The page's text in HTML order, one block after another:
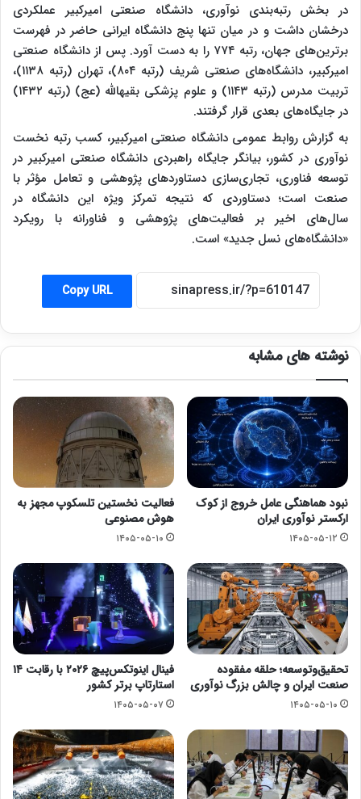
در بخش رتبه‌بندی نوآوری، دانشگاه صنعتی امیرکبیر عملکردی
درخشان داشت و در میان تنها پنج دانشگاه ایرانی حاضر در فهرست
برترین‌های جهان، رتبه ۷۷۴ را به دست آورد. پس از دانشگاه صنعتی
امیرکبیر، دانشگاه‌های صنعتی شریف (رتبه ۸۰۴)، تهران (رتبه ۱۱۳۸)،
تربیت مدرس (رتبه ۱۱۴۳) و علوم پزشکی بقیهالله (عج) (رتبه ۱۴۳۲)
در جایگاه‌های بعدی قرار گرفتند.
به گزارش روابط عمومی دانشگاه صنعتی امیرکبیر، کسب رتبه نخست
نوآوری در کشور، بیانگر جایگاه راهبردی دانشگاه صنعتی امیرکبیر در
توسعه فناوری، تجاری‌سازی دستاوردهای پژوهشی و تعامل مؤثر با
صنعت است؛ دستاوردی که نتیجه تمرکز ویژه این دانشگاه در
سال‌های اخیر بر فعالیت‌های پژوهشی و فناورانه با رویکرد
«دانشگاه‌های نسل جدید» است.
Copy URL
نوشته های مشابه
نبود هماهنگی عامل خروج از کوک
ارکستر نوآوری ایران
۱۴۰۵-۰۵-۱۲
فعالیت نخستین تلسکوپ مجهز به
هوش مصنوعی
۱۴۰۵-۰۵-۱۰
تحقیق‌وتوسعه؛ حلقه مفقوده
صنعت ایران و چالش بزرگ نوآوری
۱۴۰۵-۰۵-۱۰
فینال اینوتکس‌پیچ ۲۰۲۶ با رقابت ۱۴
استارتاپ برتر کشور
۱۴۰۵-۰۵-۰۷